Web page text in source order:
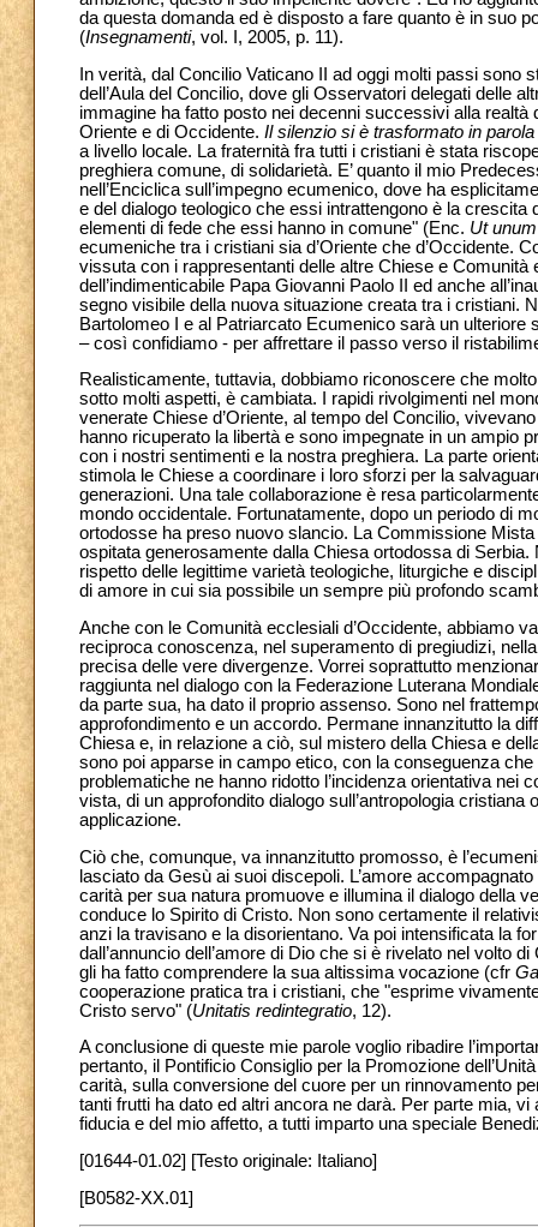
da questa domanda ed è disposto a fare quanto è in suo
(Insegnamenti, vol. I, 2005, p. 11).
In verità, dal Concilio Vaticano II ad oggi molti passi sono
dell’Aula del Concilio, dove gli Osservatori delegati delle
immagine ha fatto posto nei decenni successivi alla
Oriente e di Occidente. Il silenzio si è trasformato in
a livello locale. La fraternità fra tutti i cristiani è stata
preghiera comune, di solidarietà. E’ quanto il mio
nell’Enciclica sull’impegno ecumenico, dove ha
e del dialogo teologico che essi intrattengono è la
elementi di fede che essi hanno in comune" (Enc. Ut
ecumeniche tra i cristiani sia d’Oriente che d’Occidente.
vissuta con i rappresentanti delle altre Chiese e
dell’indimenticabile Papa Giovanni Paolo II ed anche
segno visibile della nuova situazione creata tra i cristiani.
Bartolomeo I e al Patriarcato Ecumenico sarà un
– così confidiamo - per affrettare il passo verso il
Realisticamente, tuttavia, dobbiamo riconoscere che
sotto molti aspetti, è cambiata. I rapidi rivolgimenti nel
venerate Chiese d’Oriente, al tempo del Concilio,
hanno ricuperato la libertà e sono impegnate in un ampio
con i nostri sentimenti e la nostra preghiera. La parte
stimola le Chiese a coordinare i loro sforzi per la
generazioni. Una tale collaborazione è resa
mondo occidentale. Fortunatamente, dopo un periodo di
ortodosse ha preso nuovo slancio. La Commissione
ospitata generosamente dalla Chiesa ortodossa di
rispetto delle legittime varietà teologiche, liturgiche e
di amore in cui sia possibile un sempre più profondo
Anche con le Comunità ecclesiali d’Occidente, abbiamo
reciproca conoscenza, nel superamento di pregiudizi,
precisa delle vere divergenze. Vorrei soprattutto
raggiunta nel dialogo con la Federazione Luterana
da parte sua, ha dato il proprio assenso. Sono nel
approfondimento e un accordo. Permane innanzitutto la
Chiesa e, in relazione a ciò, sul mistero della Chiesa e
sono poi apparse in campo etico, con la conseguenza
problematiche ne hanno ridotto l’incidenza orientativa nei
vista, di un approfondito dialogo sull’antropologia
applicazione.
Ciò che, comunque, va innanzitutto promosso, è
lasciato da Gesù ai suoi discepoli. L’amore
carità per sua natura promuove e illumina il dialogo della
conduce lo Spirito di Cristo. Non sono certamente il
anzi la travisano e la disorientano. Va poi intensificata la
dall’annuncio dell’amore di Dio che si è rivelato nel volto
gli ha fatto comprendere la sua altissima vocazione (cfr
cooperazione pratica tra i cristiani, che "esprime
Cristo servo" (Unitatis redintegratio, 12).
A conclusione di queste mie parole voglio ribadire
pertanto, il Pontificio Consiglio per la Promozione
carità, sulla conversione del cuore per un rinnovamento
tanti frutti ha dato ed altri ancora ne darà. Per parte mia,
fiducia e del mio affetto, a tutti imparto una speciale
[01644-01.02] [Testo originale: Italiano]
[B0582-XX.01]